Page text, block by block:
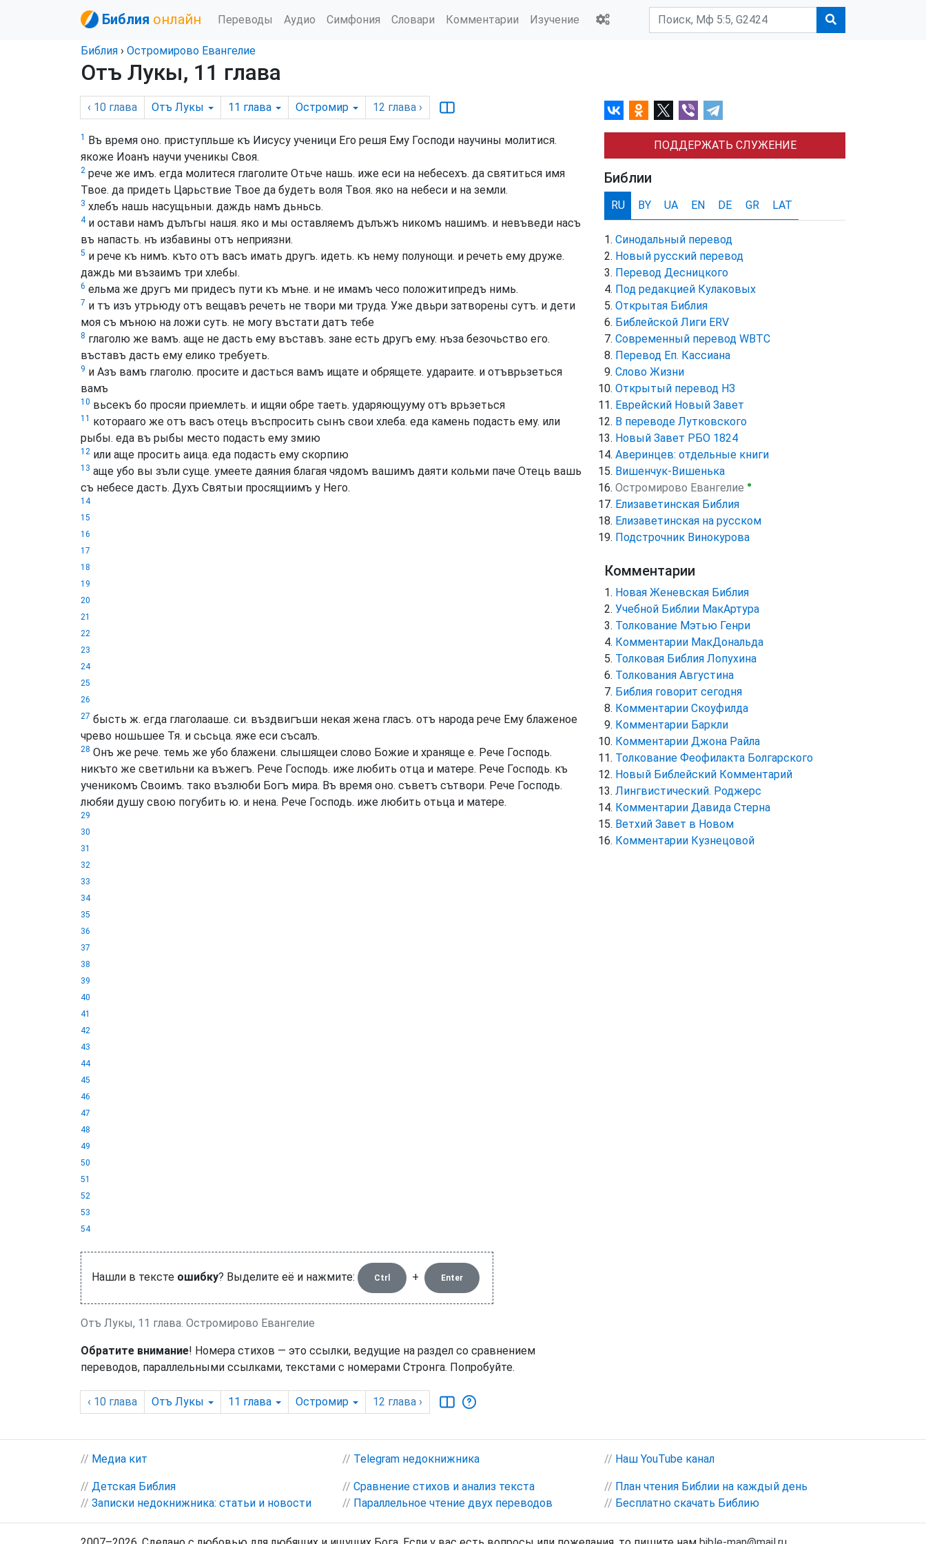
Библия онлайн Переводы Аудио Симфония Словари Комментарии Изучение
Библия › Остромирово Евангелие
Отъ Лукы, 11 глава
‹ 10 глава Отъ Лукы 11 глава Остромир 12 глава ›
1 Въ время оно. приступльше къ Иисусу ученици Его решя Ему Господи научины молитися.
якоже Иоанъ научи ученикы Своя.
2 рече же имъ. егда молитеся глаголите Отьче нашь. иже еси на небесехъ. да святиться имя
Твое. да придеть Царьствие Твое да будеть воля Твоя. яко на небеси и на земли.
3 хлебъ нашь насущьныи. даждь намъ дьньсь.
4и остави намъ дълъгы нашя. яко и мы оставляемъ дълъжъ никомъ нашимъ. и невъведи насъ
въ напасть. нъ избавины отъ неприязни.
5 и рече къ нимъ. къто отъ васъ имать другъ. идеть. къ нему полунощи. и речеть ему друже.
даждь ми възаимъ три хлебы.
6 ельма же другъ ми придесъ пути къ мъне. и не имамъ чесо положитипредъ нимь.
7 и тъ изъ утрьюду отъ вещавъ речеть не твори ми труда. Уже двьри затворены сутъ. и дети
моя съ мъною на ложи суть. не могу въстати датъ тебе
8 глаголю же вамъ. аще не дасть ему въставъ. зане есть другъ ему. нъза безочьство его.
въставъ дасть ему елико требуеть.
9 и Азъ вамъ глаголю. просите и дасться вамъ ищате и обрящете. удараите. и отъврьзеться
вамъ
10 вьсекъ бо просяи приемлеть. и ищяи обре таеть. ударяющууму отъ врьзеться
11 которааго же отъ васъ отець въспросить сынъ свои хлеба. еда камень подасть ему. или
рыбы. еда въ рыбы место подасть ему змию
12 или аще просить аица. еда подасть ему скорпию
13 аще убо вы зъли суще. умеете даяния благая чядомъ вашимъ даяти кольми паче Отець вашь
съ небесе дасть. Духъ Святыи просящиимъ у Него.
14
15
16
17
18
19
20
21
22
23
24
25
26
27 бысть ж. егда глаголааше. си. въздвигъши некая жена гласъ. отъ народа рече Ему блаженое
чрево ношьшее Тя. и сьсьца. яже еси съсалъ.
28 Онъ же рече. темь же убо блажени. слышящеи слово Божие и храняще е. Рече Господь.
никъто же светильни ка въжегъ. Рече Господь. иже любить отца и матере. Рече Господь. къ
ученикомъ Своимъ. тако възлюби Богъ мира. Въ время оно. съветъ сътвори. Рече Господь.
любяи душу свою погубить ю. и нена. Рече Господь. иже любить отьца и матере.
29
30
31
32
33
34
35
36
37
38
39
40
41
42
43
44
45
46
47
48
49
50
51
52
53
54
Нашли в тексте ошибку? Выделите её и нажмите: Ctrl + Enter
Отъ Лукы, 11 глава. Остромирово Евангелие
Обратите внимание! Номера стихов — это ссылки, ведущие на раздел со сравнением
переводов, параллельными ссылками, текстами с номерами Стронга. Попробуйте.
‹ 10 глава Отъ Лукы 11 глава Остромир 12 глава ›
ПОДДЕРЖАТЬ СЛУЖЕНИЕ
Библии
RU BY UA EN DE GR LAT
Синодальный перевод
Новый русский перевод
Перевод Десницкого
Под редакцией Кулаковых
Открытая Библия
Библейской Лиги ERV
Cовременный перевод WBTC
Перевод Еп. Кассиана
Слово Жизни
Открытый перевод НЗ
Еврейский Новый Завет
В переводе Лутковского
Новый Завет РБО 1824
Аверинцев: отдельные книги
Вишенчук-Вишенька
Остромирово Евангелие ●
Елизаветинская Библия
Елизаветинская на русском
Подстрочник Винокурова
Комментарии
Новая Женевская Библия
Учебной Библии МакАртура
Толкование Мэтью Генри
Комментарии МакДональда
Толковая Библия Лопухина
Толкования Августина
Библия говорит сегодня
Комментарии Скоуфилда
Комментарии Баркли
Комментарии Джона Райла
Толкование Феофилакта Болгарского
Новый Библейский Комментарий
Лингвистический. Роджерс
Комментарии Давида Стерна
Ветхий Завет в Новом
Комментарии Кузнецовой
// Медиа кит // Telegram недокнижника // Наш YouTube канал
// Детская Библия
// Записки недокнижника: статьи и новости
// Сравнение стихов и анализ текста
// Параллельное чтение двух переводов
// План чтения Библии на каждый день
// Бесплатно скачать Библию